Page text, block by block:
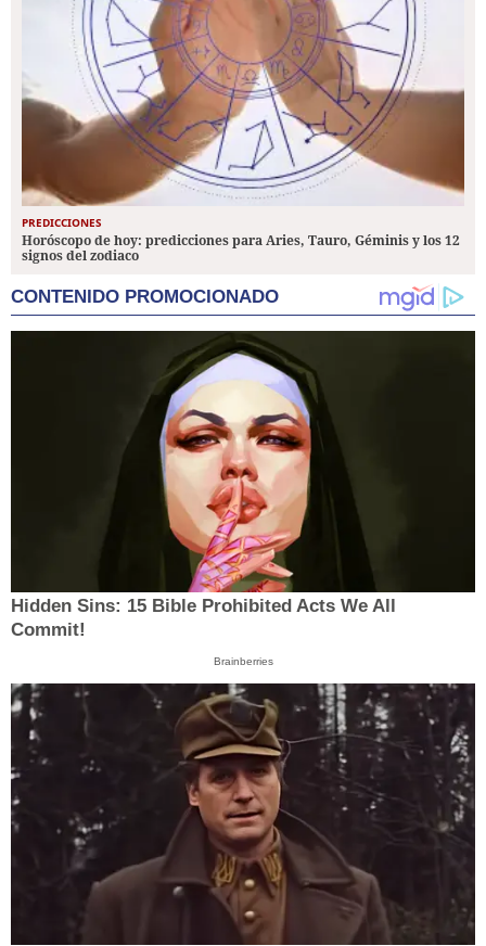
PREDICCIONES
Horóscopo de hoy: predicciones para Aries, Tauro, Géminis y los 12
signos del zodiaco
CONTENIDO PROMOCIONADO
Hidden Sins: 15 Bible Prohibited Acts We All
Commit!
Brainberries